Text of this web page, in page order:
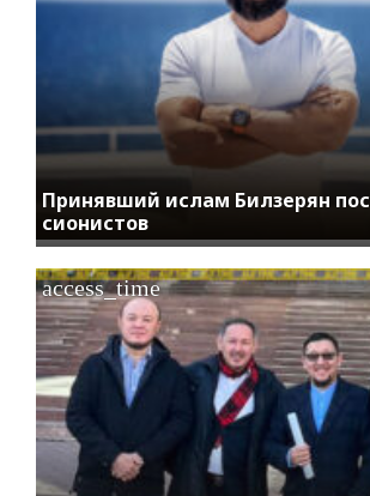
Принявший ислам Билзерян
сионистов
access_time